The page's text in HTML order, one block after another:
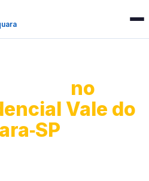
no
Vale do